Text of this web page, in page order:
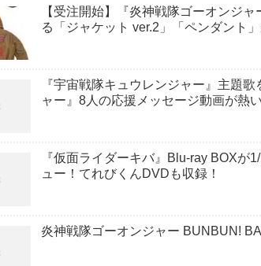
【受注開始】『炎神戦隊ゴーオンジ
る「ジャケット ver.2」「ペンダント」
『宇宙戦隊キュウレンジャー』主題
ャー』8人の応援メッセージ動画が熱い
『仮面ライダーキバ』Blu-ray BOXが
ュー！てれびくんDVDも収録！
炎神戦隊ゴーオンジャー BUNBUN!